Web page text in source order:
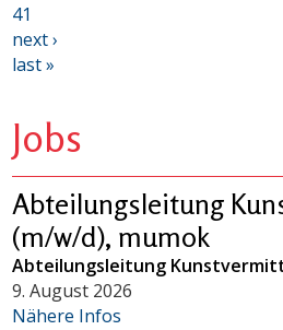
41
next ›
last »
Jobs
Abteilungsleitung
(m/w/d), mumok
Abteilungsleitung
9. August 2026
Nähere Infos